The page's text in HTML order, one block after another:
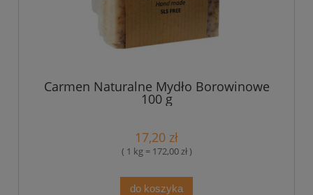
Carmen Naturalne Mydło Borowinowe
100 g
17,20 zł
( 1 kg = 172,00 zł )
do koszyka